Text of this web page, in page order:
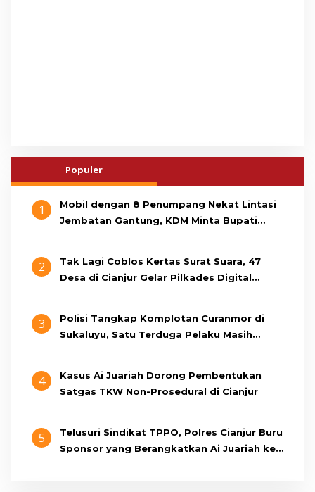
Populer
1
Mobil dengan 8 Penumpang Nekat Lintasi
Jembatan Gantung, KDM Minta Bupati
2
Tak Lagi Coblos Kertas Surat Suara, 47
Desa di Cianjur Gelar Pilkades Digital
3
Polisi Tangkap Komplotan Curanmor di
Sukaluyu, Satu Terduga Pelaku Masih
4
Kasus Ai Juariah Dorong Pembentukan
Satgas TKW Non-Prosedural di Cianjur
5
Telusuri Sindikat TPPO, Polres Cianjur Buru
Sponsor yang Berangkatkan Ai Juariah ke